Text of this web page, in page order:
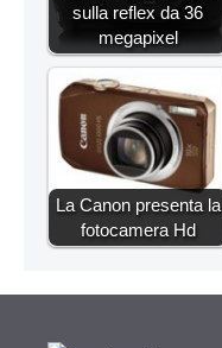
sulla reflex da 36
megapixel
La Canon presenta la
fotocamera Hd